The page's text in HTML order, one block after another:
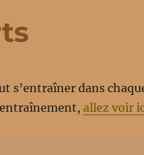
s’entraîner dans
allez voir